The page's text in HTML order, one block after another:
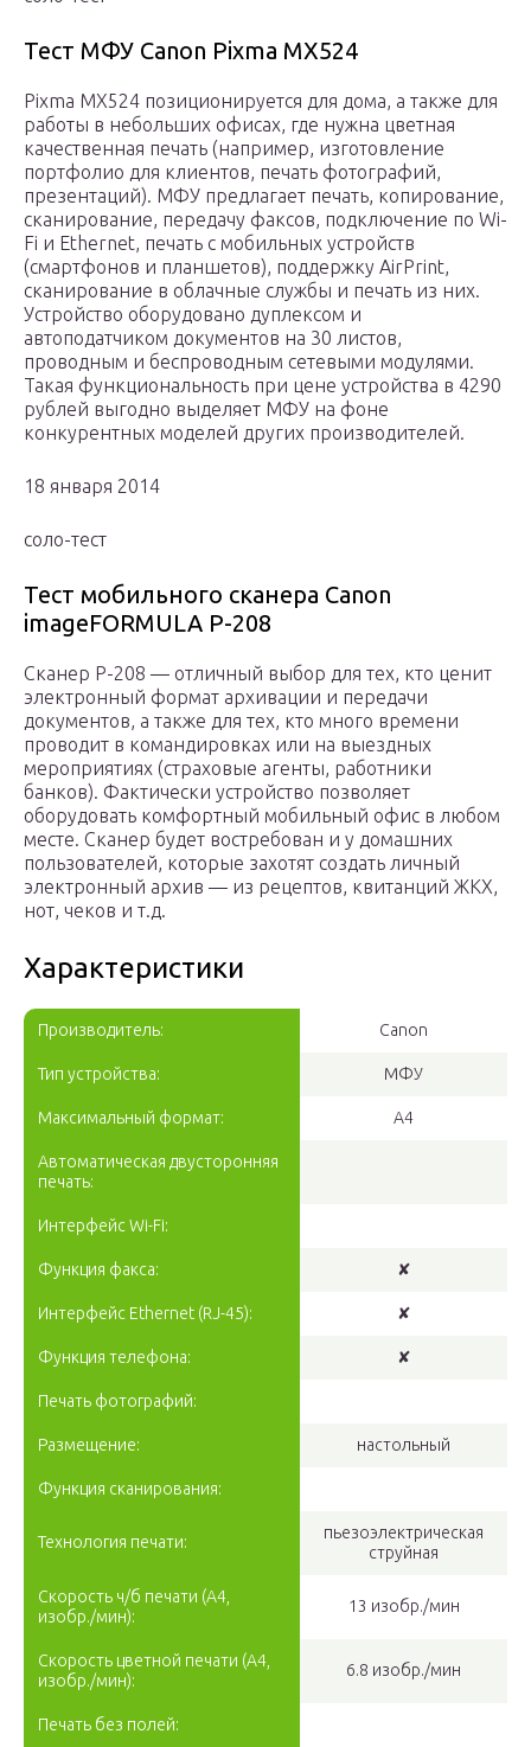
Тест МФУ Canon Pixma MX524
Pixma МХ524 позиционируется для дома, а также для
работы в небольших офисах, где нужна цветная
качественная печать (например, изготовление
портфолио для клиентов, печать фотографий,
презентаций). МФУ предлагает печать, копирование,
сканирование, передачу факсов, подключение по Wi-
Fi и Ethernet, печать с мобильных устройств
(смартфонов и планшетов), поддержку AirPrint,
сканирование в облачные службы и печать из них.
Устройство оборудовано дуплексом и
автоподатчиком документов на 30 листов,
проводным и беспроводным сетевыми модулями.
Такая функциональность при цене устройства в 4290
рублей выгодно выделяет МФУ на фоне
конкурентных моделей других производителей.
18 января 2014
соло-тест
Тест мобильного сканера Canon
imageFORMULA P-208
Сканер Р-208 — отличный выбор для тех, кто ценит
электронный формат архивации и передачи
документов, а также для тех, кто много времени
проводит в командировках или на выездных
мероприятиях (страховые агенты, работники
банков). Фактически устройство позволяет
оборудовать комфортный мобильный офис в любом
месте. Сканер будет востребован и у домашних
пользователей, которые захотят создать личный
электронный архив — из рецептов, квитанций ЖКХ,
нот, чеков и т.д.
Характеристики
Производитель: Canon
Тип устройства: МФУ
Максимальный формат: A4
Автоматическая двусторонняя
печать:
Интерфейс Wi-Fi:
Функция факса: ✘
Интерфейс Ethernet (RJ-45): ✘
Функция телефона: ✘
Печать фотографий:
Размещение: настольный
Функция сканирования:
Технология печати:
пьезоэлектрическая
струйная
Скорость ч/б печати (A4,
изобр./мин):
13 изобр./мин
Скорость цветной печати (A4,
изобр./мин):
6.8 изобр./мин
Печать без полей: